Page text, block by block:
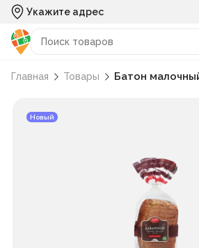
Укажите адрес
Главная Товары Батон
Новый